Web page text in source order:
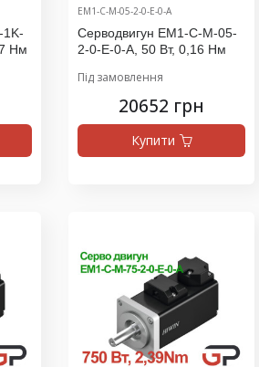
1K-
Нм
EM1-C-M-05-2-0-E-0-A
Серводвигун EM1-C-M-05-
2-0-E-0-A, 50 Вт, 0,16 Нм
Під замовлення
20652 грн
Купити